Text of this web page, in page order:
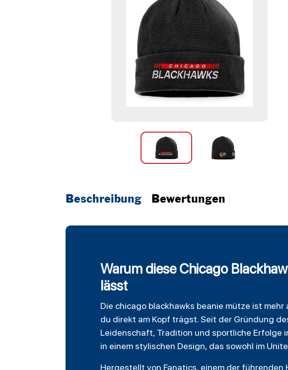
Beschreibung Bewertungen
Warum diese Chicago
lässt
Die chicago blackhawks beanie mütze ist mehr
du direkt am Kopf trägst. Seit der Gründung
Leidenschaft, Tradition und sportliche Erfolge
in einem stylischen Design, das sowohl im
Hergestellt von Fanatics, einem der